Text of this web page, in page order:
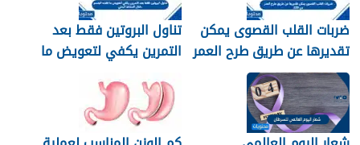
ضربات القلب القصوى يمكن
تقديرها عن طريق طرح العمر
من 220
تناول البروتين فقط بعد
التمرين يكفي لتعويض ما
البدني